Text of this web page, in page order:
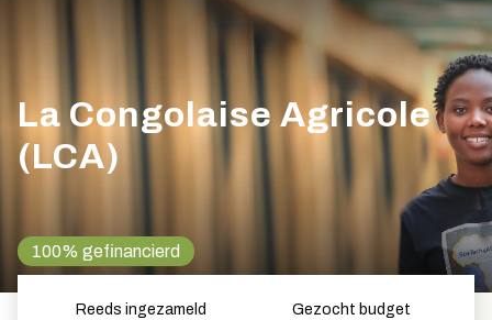
La Congolaise Agricole
(LCA)
100% gefinancierd
Reeds ingezameld Gezocht budget